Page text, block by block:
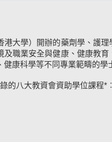
港大學）開辦的藥劑學、護
及職業安全與健康、健康教
康科學等不同專業範疇的學
的八大教資會資助學位課程*︰